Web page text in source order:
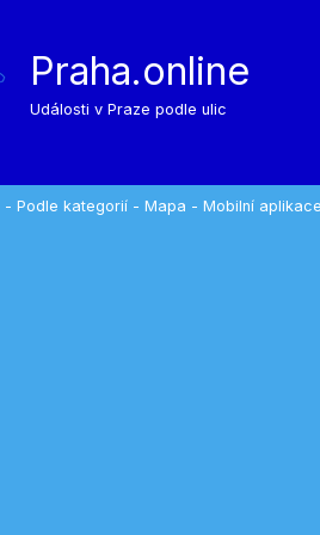
Praha.online
Události v Praze podle ulic
- Podle kategorií - Mapa - Mobilní